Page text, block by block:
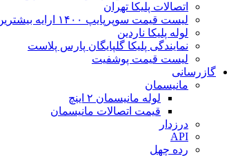
اتصالات پلیکا تهران
لیست قیمت سوپرپایپ ۱۴۰۰ ارایه بیشترین تخفیف ممکن
لوله پلیکا ناردین
نمایندگی پلیکا گلپایگان پارس پلاست
لیست قیمت پوشفیت
گازرسانی
مانیسمان
لوله مانیسمان ۲ اینچ
قیمت اتصالات مانیسمان
درزدار
API
رده چهل